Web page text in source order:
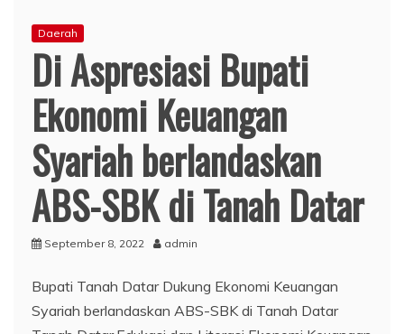
Daerah
Di Aspresiasi Bupati
Ekonomi Keuangan
Syariah berlandaskan
ABS-SBK di Tanah Datar
September 8, 2022 admin
Bupati Tanah Datar Dukung Ekonomi Keuangan
Syariah berlandaskan ABS-SBK di Tanah Datar